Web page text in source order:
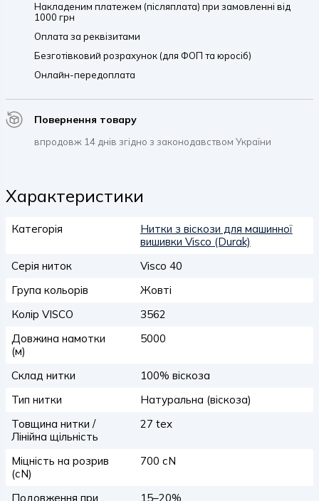
Накладеним платежем (післяплата) при замовленні від
1000 грн
Оплата за реквізитами
Безготівковий розрахунок (для ФОП та юросіб)
Онлайн-передоплата
Повернення товару
впродовж 14 днів згідно з законодавством України
Характеристики
Категорія
Нитки з віскози для машинної
вишивки Visco (Durak)
Серія ниток
Visco 40
Група кольорів
Жовті
Колір VISCO
3562
Довжина намотки
(м)
5000
Склад нитки
100% віскоза
Тип нитки
Натуральна (віскоза)
Товщина нитки /
Лінійна щільність
27 tex
Міцність на розрив
(сN)
700 сN
Подовження при 15–20%